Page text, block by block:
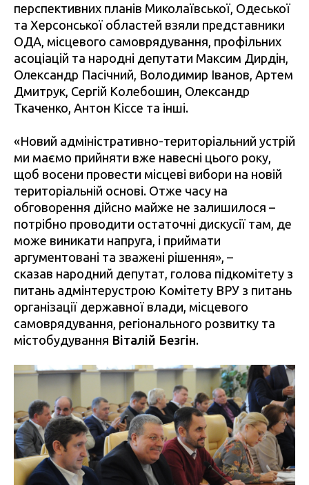
перспективних планів Миколаївської, Одеської
та Херсонської областей взяли представники
ОДА, місцевого самоврядування, профільних
асоціацій та народні депутати Максим Дирдін,
Олександр Пасічний, Володимир Іванов, Артем
Дмитрук, Сергій Колебошин, Олександр
Ткаченко, Антон Кіссе та інші.
«Новий адміністративно-територіальний устрій
ми маємо прийняти вже навесні цього року,
щоб восени провести місцеві вибори на новій
територіальній основі. Отже часу на
обговорення дійсно майже не залишилося –
потрібно проводити остаточні дискусії там, де
може виникати напруга, і приймати
аргументовані та зважені рішення», –
сказав народний депутат, голова підкомітету з
питань адмінтерустрою Комітету ВРУ з питань
організації державної влади, місцевого
самоврядування, регіонального розвитку та
містобудування Віталій Безгін.